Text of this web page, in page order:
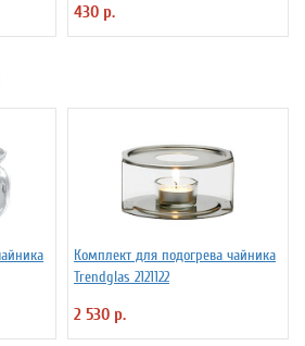
430 р.
Комплект для подогрева чайника
Trendglas 2121122
2 530 р.